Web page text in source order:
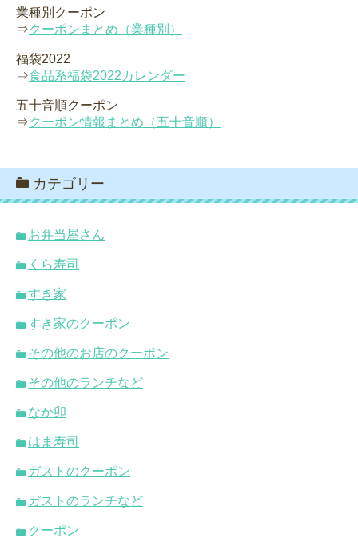
業種別クーポン
⇒クーポンまとめ（業種別）
福袋2022
⇒食品系福袋2022カレンダー
五十音順クーポン
⇒クーポン情報まとめ（五十音順）
カテゴリー
お弁当屋さん
くら寿司
すき家
すき家のクーポン
その他のお店のクーポン
その他のランチなど
なか卯
はま寿司
ガストのクーポン
ガストのランチなど
クーポン